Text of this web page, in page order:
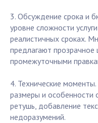
3. Обсуждение срока и
уровне сложности
реалистичных сроках.
предлагают
промежуточными
4. Технические
размеры и особенности
ретушь, добавление
недоразумений.